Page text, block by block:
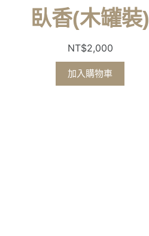
臥香(木罐裝)
NT$2,000
加入購物車